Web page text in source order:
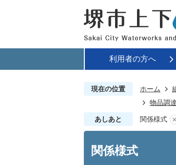
利用者の方へ
現在の位置 ホーム
物品調
あしあと 関係様式
関係様式